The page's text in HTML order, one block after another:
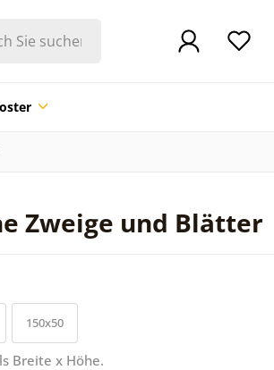
Zweige und Blätter
150x50
Breite x Höhe.